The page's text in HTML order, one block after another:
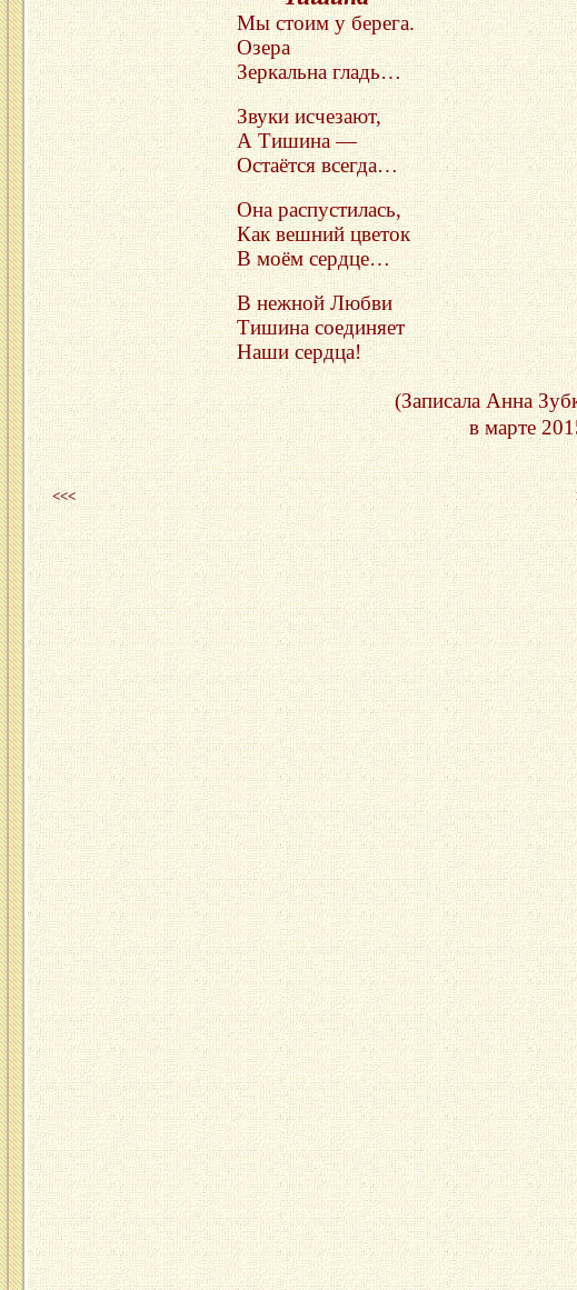
Мы стоим у берега.
Озера
Зеркальна гладь…
Звуки исчезают,
А Тишина —
Остаётся всегда…
Она распустилась,
Как вешний цветок
В моём сердце…
В нежной Любви
Тишина соединяет
Наши сердца!
(Записала Анна
в марте
<<<